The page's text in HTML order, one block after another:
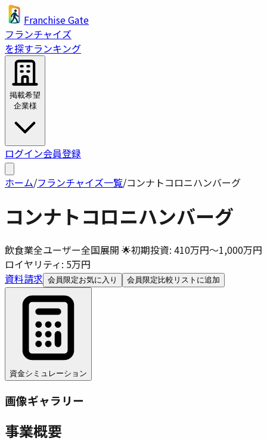
Franchise Gate
フランチャイズ
を探すランキング
掲載希望
企業様
ログイン会員登録
ホーム/フランチャイズ一覧/コンナトコロニハンバーグ
コンナトコロニハンバーグ
飲食業全ユーザー全国展開 🌟初期投資: 410万円〜1,000万円
ロイヤリティ: 5万円
資料請求 会員限定お気に入り 会員限定 比較リストに追加
資金シミュレーション
画像ギャラリー
事業概要